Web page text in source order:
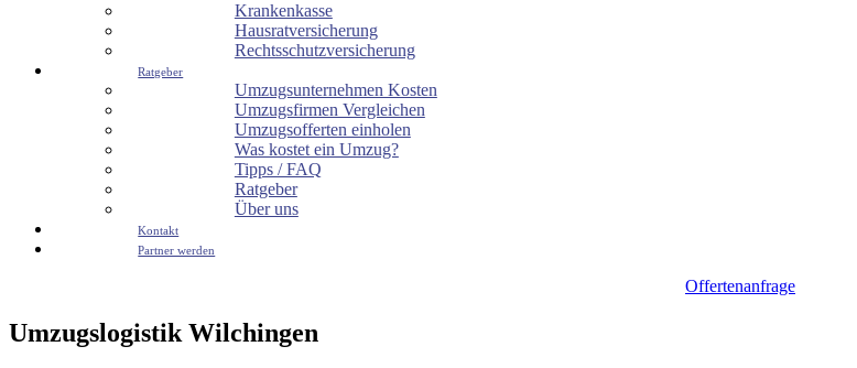
Krankenkasse
Hausratversicherung
Rechtsschutzversicherung
Ratgeber
Umzugsunternehmen Kosten
Umzugsfirmen Vergleichen
Umzugsofferten einholen
Was kostet ein Umzug?
Tipps / FAQ
Ratgeber
Über uns
Kontakt
Partner werden
Offertenanfrage
Umzugslogistik Wilchingen